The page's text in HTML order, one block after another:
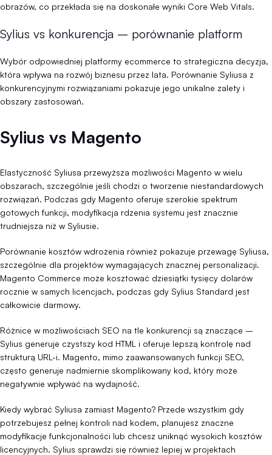
obrazów, co przekłada się na doskonałe wyniki Core Web Vitals.
Sylius vs konkurencja – porównanie platform
Wybór odpowiedniej platformy ecommerce to strategiczna decyzja,
która wpływa na rozwój biznesu przez lata. Porównanie Syliusa z
konkurencyjnymi rozwiązaniami pokazuje jego unikalne zalety i
obszary zastosowań.
Sylius vs Magento
Elastyczność Syliusa przewyższa możliwości Magento w wielu
obszarach, szczególnie jeśli chodzi o tworzenie niestandardowych
rozwiązań. Podczas gdy Magento oferuje szerokie spektrum
gotowych funkcji, modyfikacja rdzenia systemu jest znacznie
trudniejsza niż w Syliusie.
Porównanie kosztów wdrożenia również pokazuje przewagę Syliusa,
szczególnie dla projektów wymagających znacznej personalizacji.
Magento Commerce może kosztować dziesiątki tysięcy dolarów
rocznie w samych licencjach, podczas gdy Sylius Standard jest
całkowicie darmowy.
Różnice w możliwościach SEO na tle konkurencji są znaczące –
Sylius generuje czystszy kod HTML i oferuje lepszą kontrolę nad
strukturą URL-i. Magento, mimo zaawansowanych funkcji SEO,
często generuje nadmiernie skomplikowany kod, który może
negatywnie wpływać na wydajność.
Kiedy wybrać Syliusa zamiast Magento? Przede wszystkim gdy
potrzebujesz pełnej kontroli nad kodem, planujesz znaczne
modyfikacje funkcjonalności lub chcesz uniknąć wysokich kosztów
licencyjnych. Sylius sprawdzi się również lepiej w projektach